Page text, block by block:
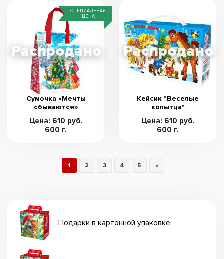
Подарки в картонной упаковке
СПЕЦИАЛЬНАЯ
ЦЕНА
Сумочка «Мечты
сбываются»
Цена: 610 руб.
600 г.
Кейсик "Веселые
копытца"
Цена: 610 руб.
600 г.
1 2 3 4 5 »